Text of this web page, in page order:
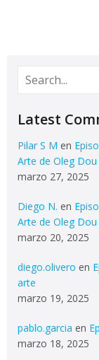
Latest
Pilar S M en
Arte de Oleg Dou
marzo 27, 2025
Diego N. en
Arte de Oleg Dou
marzo 20, 2025
diego.olivero en
arte
marzo 19, 2025
pablo.garcia en
marzo 18, 2025